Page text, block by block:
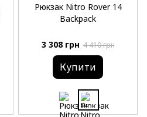
Рюкзак Nitro Rover 14
Backpack
3 308 грн 4 410 грн
Купити